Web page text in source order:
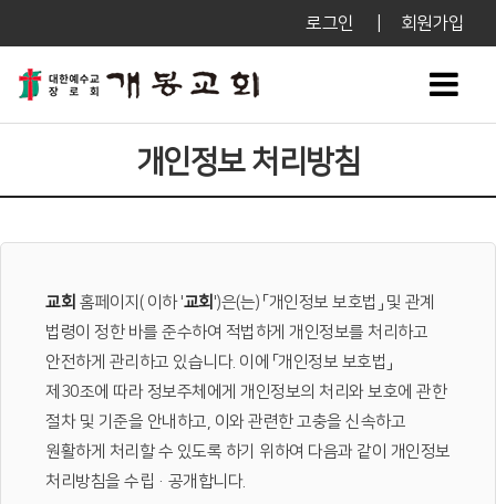
로그인 회원가입
개인정보 처리방침
교회 홈페이지(이하 '교회 ')은(는) 「개인정보 보호법」 및 관계
법령이 정한 바를 준수하여 적법하게 개인정보를 처리하고
안전하게 관리하고 있습니다. 이에 「개인정보 보호법」
제30조에 따라 정보주체에게 개인정보의 처리와 보호에 관한
절차 및 기준을 안내하고, 이와 관련한 고충을 신속하고
원활하게 처리할 수 있도록 하기 위하여 다음과 같이 개인정보
처리방침을 수립·공개합니다.